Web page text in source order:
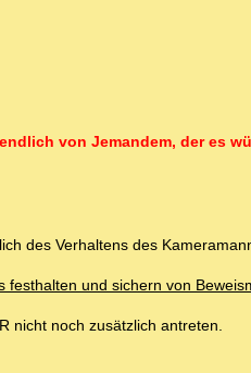
von Jemandem, der es
des Verhaltens des
und sichern von
nicht noch zusätzlich antreten.